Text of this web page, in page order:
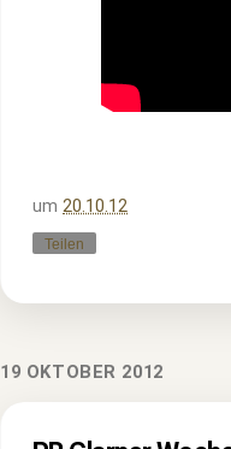
um 20.10.12
Teilen
19 OKTOBER 2012